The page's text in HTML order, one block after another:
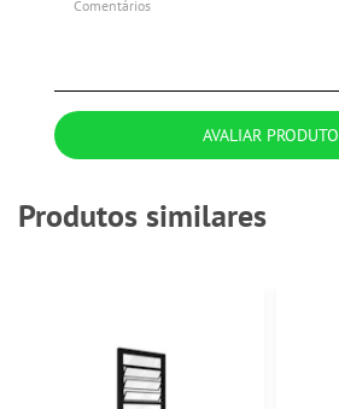
AVALIAR PRODUTO
Produtos similares